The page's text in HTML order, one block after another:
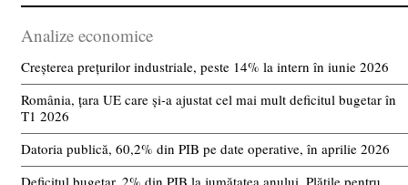
Analize economice
Creșterea prețurilor industriale, peste 14% la intern în iunie 2026
România, țara UE care și-a ajustat cel mai mult deficitul bugetar în
T1 2026
Datoria publică, 60,2% din PIB pe date operative, în aprilie 2026
Deficitul bugetar, 2% din PIB la jumătatea anului. Plățile pentru